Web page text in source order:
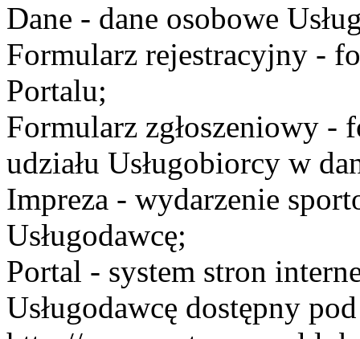
Dane - dane osobowe
Formularz rejestracyjny -
Portalu;
Formularz zgłoszeniowy -
udziału Usługobiorcy w
Impreza - wydarzenie
Usługodawcę;
Portal - system stron
Usługodawcę dostępny